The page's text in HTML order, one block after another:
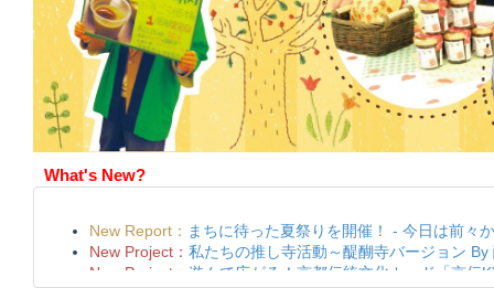
What's New?